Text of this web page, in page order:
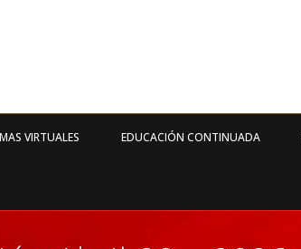
VIRTUALES EDUCACIÓN CONTINUADA